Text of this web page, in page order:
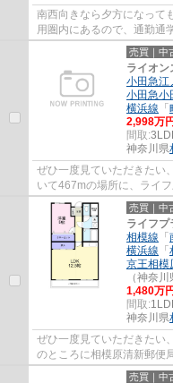
南西向きなら夕方になって
用圏内にあるので、通勤通
転車の盗難の心配がありま
売買｜中
ライオン
小田急江
小田急小
横浜線 「
2,998万円
間取:
神奈川県
ぜひ一度見ていただきたい
いて467mの場所に、ライ
です。駅まで徒歩15分の場
売買｜中
ライフプ
相模線 「
横浜線 「
京王相模
（神奈
1,480万円
間取:
神奈川県
ぜひ一度見ていただきたい
のところに相模原清新郵便
Welpark(ウェルパーク) 相
売買｜中